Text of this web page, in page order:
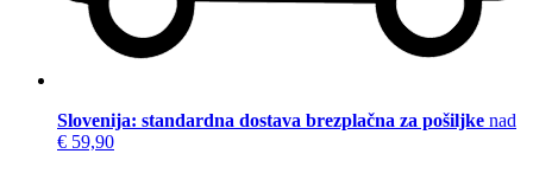
Slovenija: standardna dostava brezplačna za pošiljke nad
€ 59,90